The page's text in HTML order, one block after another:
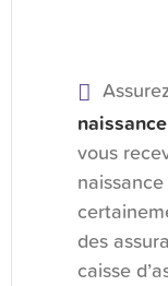
vous
des
caisse